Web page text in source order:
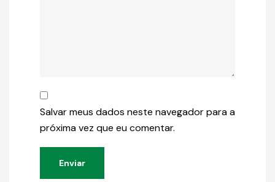
Salvar meus dados neste navegador para a
próxima vez que eu comentar.